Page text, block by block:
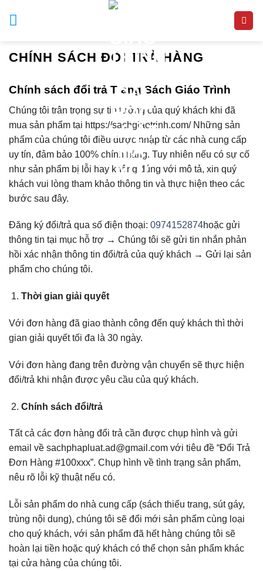
CHÍNH SÁCH ĐỔI TRẢ HÀNG
Chính sách đổi trả Trang Sách Giáo Trình
Chúng tôi trân trọng sự tin tưởng của quý khách khi đã
mua sản phẩm tại https://sachgiaotrinh.com/ Những sản
phẩm của chúng tôi điều được nhập từ các nhà cung cấp
uy tín, đảm bảo 100% chính hãng. Tuy nhiên nếu có sự cố
như sản phẩm bị lỗi hay không đúng với mô tả, xin quý
khách vui lòng tham khảo thông tin và thực hiện theo các
bước sau đây.
Đăng ký đổi/trả qua số điện thoại: 0974152874hoặc gửi
thông tin tại mục hỗ trợ → Chúng tôi sẽ gửi tin nhắn phản
hồi xác nhận thông tin đổi/trả của quý khách → Gửi lại sản
phẩm cho chúng tôi.
Thời gian giải quyết
Với đơn hàng đã giao thành công đến quý khách thì thời
gian giải quyết tối đa là 30 ngày.
Với đơn hàng đang trên đường vận chuyển sẽ thực hiện
đổi/trả khi nhận được yêu cầu của quý khách.
Chính sách đổi/trả
Tất cả các đơn hàng đổi trả cần được chụp hình và gửi
email về sachphapluat.ad@gmail.com với tiêu đề “Đổi Trả
Đơn Hàng #100xxx”. Chụp hình về tình trạng sản phẩm,
nêu rõ lỗi kỹ thuật nếu có.
Lỗi sản phẩm do nhà cung cấp (sách thiếu trang, sút gáy,
trùng nội dung), chúng tôi sẽ đổi mới sản phẩm cùng loại
cho quý khách, với sản phẩm đã hết hàng chúng tôi sẽ
hoàn lại tiền hoặc quý khách có thể chọn sản phẩm khác
tại cửa hàng của chúng tôi.